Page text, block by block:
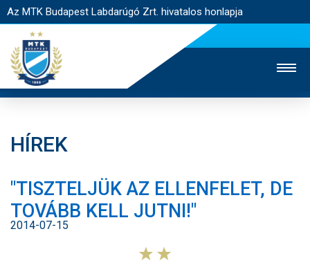
Az MTK Budapest Labdarúgó Zrt. hivatalos honlapja
JEGYÉRTÉKESÍTÉS
WEBSHOP
STADION
EGYESÜLET
KAPCSOLAT
NYITÓLAP
HÍREK
"TISZTELJÜK AZ ELLENFELET, DE
TOVÁBB KELL JUTNI!"
2014-07-15